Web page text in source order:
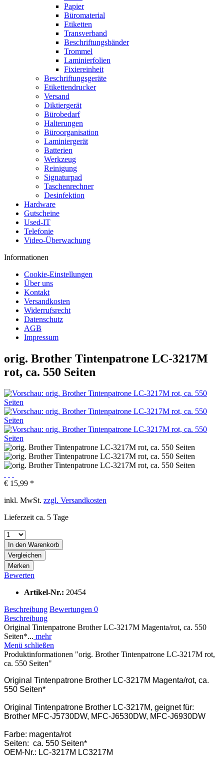
Papier
Büromaterial
Etiketten
Transverband
Beschriftungsbänder
Trommel
Laminierfolien
Fixiereinheit
Beschriftungsgeräte
Etikettendrucker
Versand
Diktiergerät
Bürobedarf
Halterungen
Büroorganisation
Laminiergerät
Batterien
Werkzeug
Reinigung
Signaturpad
Taschenrechner
Desinfektion
Hardware
Gutscheine
Used-IT
Telefonie
Video-Überwachung
Informationen
Cookie-Einstellungen
Über uns
Kontakt
Versandkosten
Widerrufsrecht
Datenschutz
AGB
Impressum
orig. Brother Tintenpatrone LC-3217M
rot, ca. 550 Seiten
€ 15,99 *
inkl. MwSt. zzgl. Versandkosten
Lieferzeit ca. 5 Tage
In den Warenkorb
Vergleichen
Merken
Bewerten
Artikel-Nr.: 20454
Beschreibung Bewertungen 0
Beschreibung
Original Tintenpatrone Brother LC-3217M Magenta/rot, ca. 550
Seiten*... mehr
Menü schließen
Produktinformationen "orig. Brother Tintenpatrone LC-3217M rot,
ca. 550 Seiten"
Original Tintenpatrone Brother LC-3217M Magenta/rot, ca.
550 Seiten*
Original Tintenpatrone Brother LC-3217M, geignet für:
Brother MFC-J5730DW, MFC-J6530DW, MFC-J6930DW
Farbe: magenta/rot
Seiten: ca. 550 Seiten*
OEM-Nr.: LC-3217M LC3217M